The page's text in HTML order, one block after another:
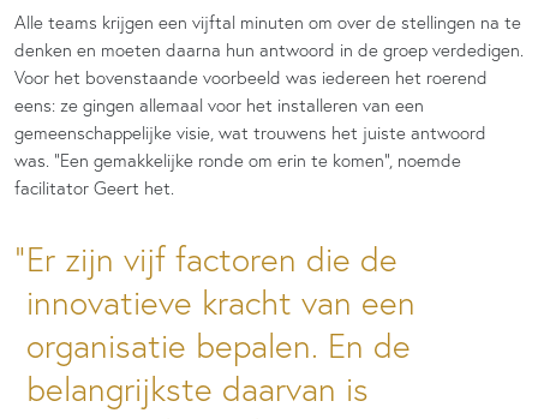
Alle teams krijgen een vijftal minuten om over de stellingen na te
denken en moeten daarna hun antwoord in de groep verdedigen.
Voor het bovenstaande voorbeeld was iedereen het roerend
eens: ze gingen allemaal voor het installeren van een
gemeenschappelijke visie, wat trouwens het juiste antwoord
was. “Een gemakkelijke ronde om erin te komen”, noemde
facilitator Geert het.
Er zijn vijf factoren die de
innovatieve kracht van een
organisatie bepalen. En de
belangrijkste daarvan is